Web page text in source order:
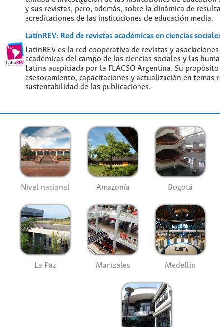
y sus revistas, pero, además, sobre la dinámica de
acreditaciones de las instituciones de educación media.
LatinREV: Red de revistas académicas en ciencias
LatinREV es la red cooperativa de revistas y
académicas del campo de las ciencias sociales y las
Latina auspiciada por la FLACSO Argentina. Su
asesoramiento, capacitaciones y actualización en temas
sustentabilidad de las publicaciones.
Nivel nacional Amazonía Bogotá
La Paz Manizales Medellín